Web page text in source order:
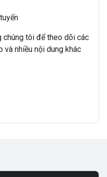
chúng tôi để theo dõi các
và nhiều nội dung khác